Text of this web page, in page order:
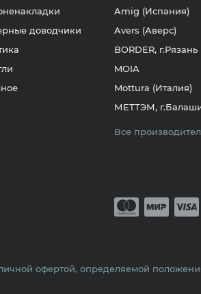
доводчики
Amig (Испания)
Avers (Аверс)
BORDER, г.Рязань
MOIA
Mottura (Италия)
МЕТТЭМ,
Все
офертой, определяемой